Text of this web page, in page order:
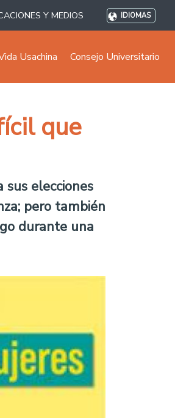
Y MEDIOS IDIOMAS
Usachina Consejo Universitario
que
elecciones
pero también
durante una